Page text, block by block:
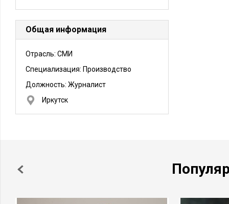
Общая информация
Отрасль: СМИ
Специализация: Производство
Должность: Журналист
Иркутск